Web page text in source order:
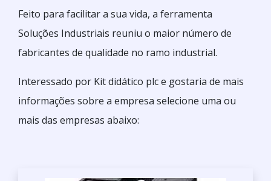
Feito para facilitar a sua vida, a ferramenta
Soluções Industriais reuniu o maior número de
fabricantes de qualidade no ramo industrial.
Interessado por Kit didático plc e gostaria de mais
informações sobre a empresa selecione uma ou
mais das empresas abaixo: